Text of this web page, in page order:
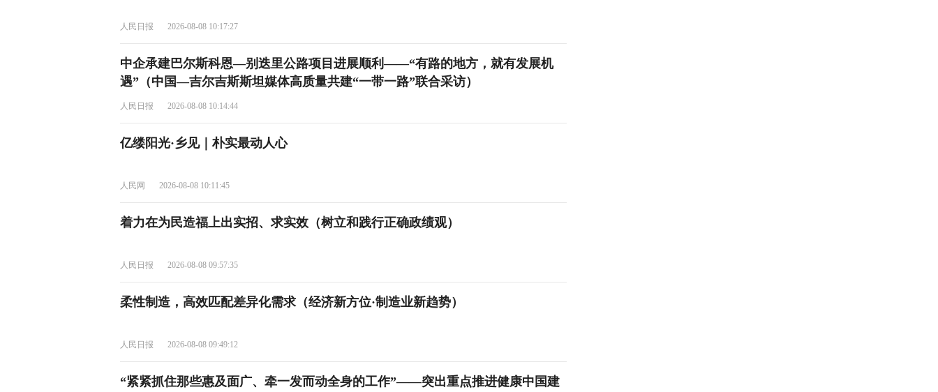
人民日报 2026-08-08 10:17:27
中企承建巴尔斯科恩—别迭里公路项目进展顺利——“有路的地方，就有发展机
遇”（中国—吉尔吉斯斯坦媒体高质量共建“一带一路”联合采访）
人民日报 2026-08-08 10:14:44
亿缕阳光·乡见｜朴实最动人心
人民网 2026-08-08 10:11:45
着力在为民造福上出实招、求实效（树立和践行正确政绩观）
人民日报 2026-08-08 09:57:35
柔性制造，高效匹配差异化需求（经济新方位·制造业新趋势）
人民日报 2026-08-08 09:49:12
“紧紧抓住那些惠及面广、牵一发而动全身的工作”——突出重点推进健康中国建